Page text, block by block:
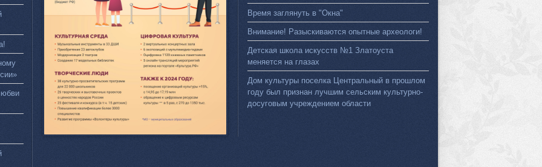
Время заглянуть в "Окна"
Внимание! Разыскиваются опытные археологи!
Детская школа искусств №1 Златоуста
меняется на глазах
Дом культуры поселка Центральный в прошлом
году был признан лучшим сельским культурно-
досуговым учреждением области